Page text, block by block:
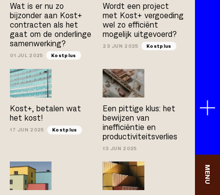
MENU
Wat is er nu zo
bijzonder aan Kost+
contracten als het
gaat om de onderlinge
samenwerking?
01 JUL 2025 Kostplus
Wordt een project
met Kost+ vergoeding
wel zo efficiënt
mogelijk uitgevoerd?
23 JUN 2025 Kostplus
Kost+, betalen wat
het kost!
17 JUN 2025 Kostplus
Een pittige klus: het
bewijzen van
inefficiëntie en
productiviteitsverlies
13 JUN 2025